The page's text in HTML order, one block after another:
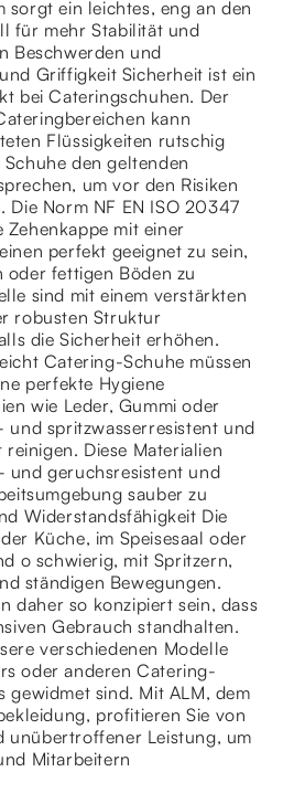
sorgt ein leichtes, eng an den
für mehr Stabilität und
Beschwerden und
Griffigkeit Sicherheit ist ein
bei Cateringschuhen. Der
kann
Flüssigkeiten rutschig
den geltenden
um vor den Risiken
Die Norm NF EN ISO 20347
mit einer
perfekt geeignet zu sein,
oder fettigen Böden zu
sind mit einem verstärkten
robusten Struktur
die Sicherheit erhöhen.
Catering-Schuhe müssen
perfekte Hygiene
wie Leder, Gummi oder
und spritzwasserresistent und
Diese Materialien
und geruchsresistent und
sauber zu
Widerstandsfähigkeit Die
Küche, im Speisesaal oder
o schwierig, mit Spritzern,
ständigen Bewegungen.
daher so konzipiert sein, dass
Gebrauch standhalten.
verschiedenen Modelle
oder anderen Catering-
gewidmet sind. Mit ALM, dem
profitieren Sie von
unübertroffener Leistung, um
Mitarbeitern